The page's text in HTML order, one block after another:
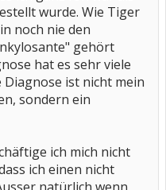
wurde. Wie Tiger
noch nie den
gehört
hat es sehr viele
Diagnose ist nicht mein
sondern ein
ich mich nicht
ich einen nicht